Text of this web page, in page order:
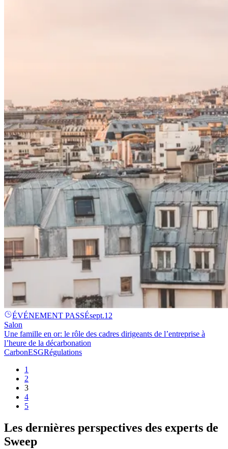
ÉVÉNEMENT PASSÉsept.12
Salon
Une famille en or: le rôle des cadres dirigeants de l’entreprise à
l’heure de la décarbonation
CarbonESGRégulations
1
2
3
4
5
Les dernières perspectives des experts de
Sweep